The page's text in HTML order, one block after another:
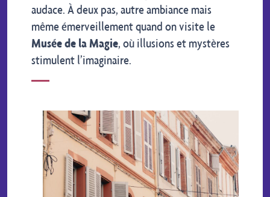
audace. À deux pas, autre ambiance mais
même émerveillement quand on visite le
Musée de la Magie, où illusions et mystères
stimulent l’imaginaire.